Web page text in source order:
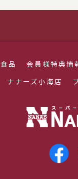
食品 会員様特典情
ナナーズ小海店